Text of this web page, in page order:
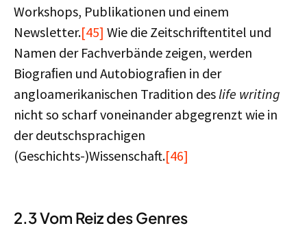
Workshops, Publikationen und einem
Newsletter.[45] Wie die Zeitschriftentitel und
Namen der Fachverbände zeigen, werden
Biograﬁen und Autobiograﬁen in der
angloamerikanischen Tradition des life writing
nicht so scharf voneinander abgegrenzt wie in
der deutschsprachigen
(Geschichts-)Wissenschaft.[46]
2.3 Vom Reiz des Genres